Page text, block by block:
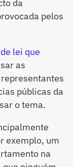
da
pelos
lei que
as
públicas da
o tema.
exemplo, um
na